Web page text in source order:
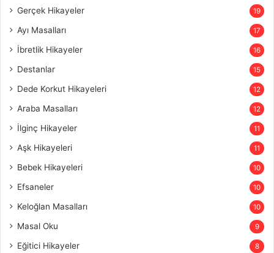
Gerçek Hikayeler 19
Ayı Masalları 17
İbretlik Hikayeler 16
Destanlar 15
Dede Korkut Hikayeleri 12
Araba Masalları 12
İlginç Hikayeler 11
Aşk Hikayeleri 11
Bebek Hikayeleri 10
Efsaneler 10
Keloğlan Masalları 10
Masal Oku 9
Eğitici Hikayeler 8